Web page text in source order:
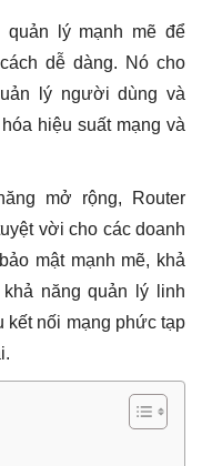
quản lý mạnh mẽ để
dễ dàng. Nó cho
lý người dùng và
hiệu suất mạng và
mở rộng, Router
vời cho các doanh
mật mạnh mẽ, khả
năng quản lý linh
kết nối mạng phức tạp